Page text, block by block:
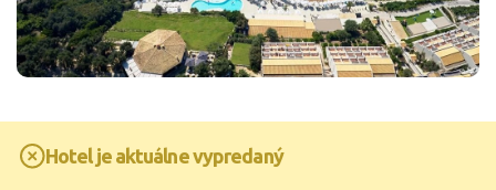
Hotel je aktuálne vypredaný